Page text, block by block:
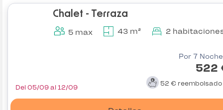
Chalet - Terraza
5 max 43 m² 2
Por 7
522
52 € reembolsado
Del 05/09 al 12/09